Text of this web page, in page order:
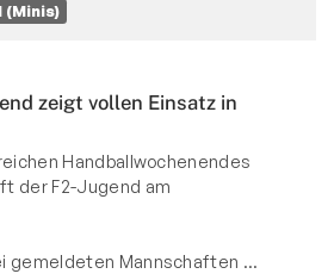
(Minis)
zeigt vollen Einsatz in
Handballwochenendes
der F2-Jugend am
gemeldeten Mannschaften …